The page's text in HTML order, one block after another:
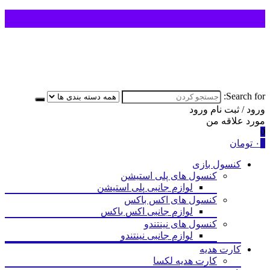
Search for:
ورود / ثبت نام ورود
مورد علاقه من
0
۰ تومان
کنسول بازی
کنسول های پلی استیشن
لوازم جانبی پلی استیشن
کنسول های اکس باکس
لوازم جانبی اکس باکس
کنسول های نینتندو
لوازم جانبی نینتندو
کارت هدیه
کارت هدیه لکسا